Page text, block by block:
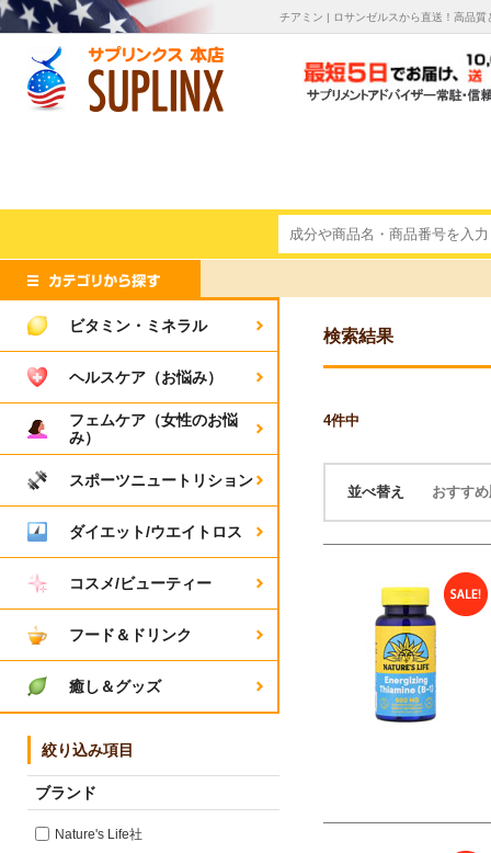
チアミン | ロサンゼルスから直送！高品
検索結果
4件中
並べ替え おすす
ビタミン・ミネラル
ヘルスケア（お悩み）
フェムケア（女性のお悩
み）
スポーツニュートリション
ダイエット/ウエイトロス
コスメ/ビューティー
フード＆ドリンク
癒し＆グッズ
絞り込み項目
ブランド
Nature's Life社